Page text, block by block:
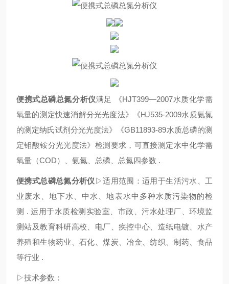
便携式总磷总氮分析仪满足 《HJT399—2007水质化学需
氧量的测定快速消解分光光度法》《HJ535-2009水质氨氮
的测定纳氏试剂分光光度法》《GB11893-89水质总磷的测
定钼酸铵分光光度法》检测要求，可直接测定水中化学需
氧量（COD）、氨氮、总磷、总氮四参数 .
便携式总磷总氮分析仪 ▷适用范围：适用于生活污水、工
业废水、地下水、中水、地表水中多种水质污染物的检
测 . 运用于水质检测实验室、市政、污水处理厂、环境监
测站及教育科研高校、电厂、疾控中心、造纸电镀、水产
养殖和生物药业、石化、煤炭、冶金、纺织、制药、食品
等行业 .
▷技术参数：